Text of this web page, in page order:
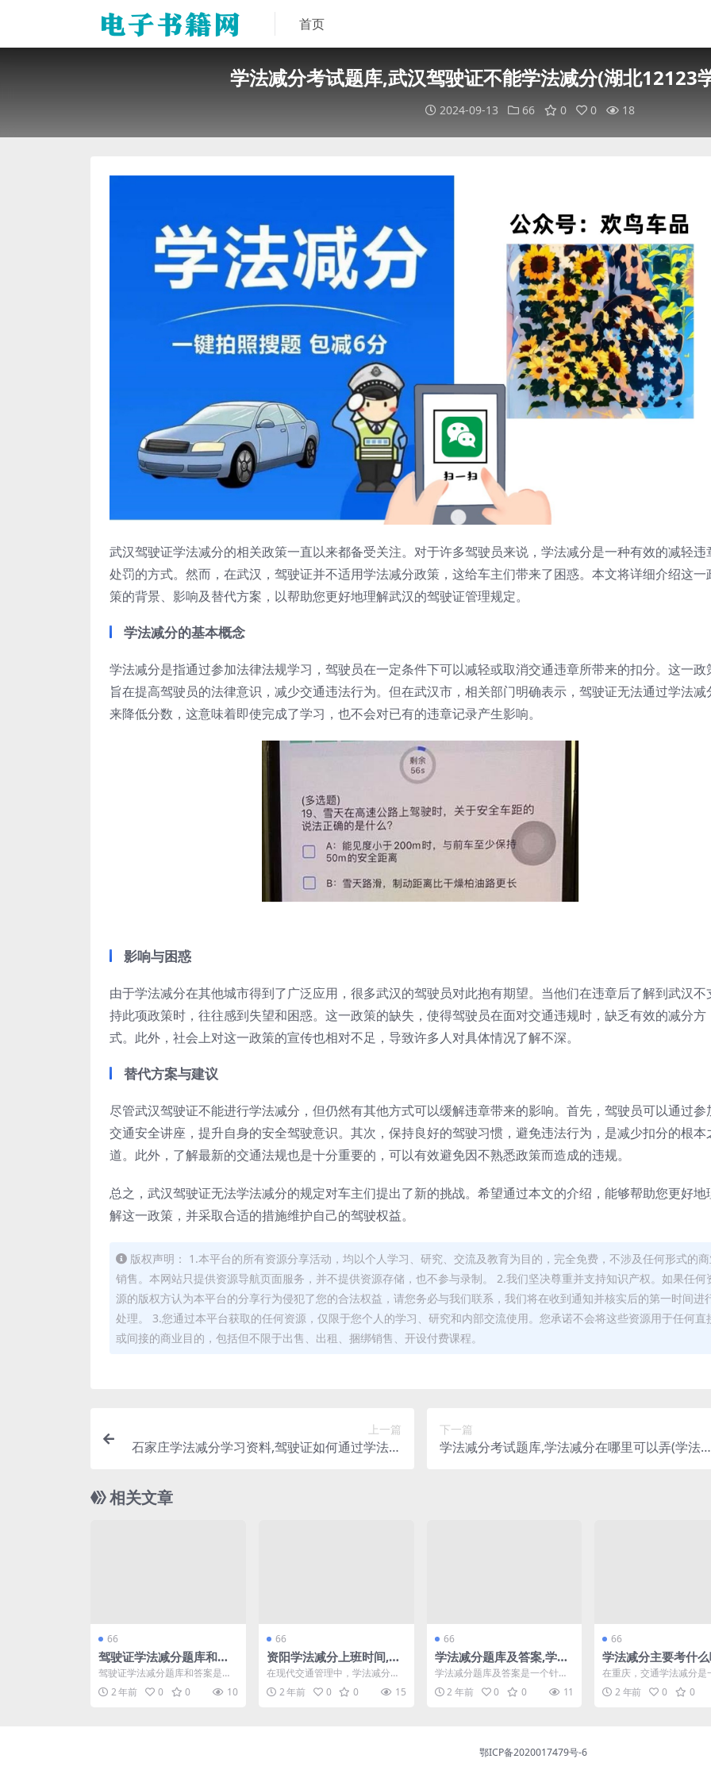
首页
学法减分考试题库,武汉驾驶证不能学法减分(湖北12123
2024-09-13 66 0 0 18
武汉驾驶证学法减分的相关政策一直以来都备受关注。对于许多驾驶员来说，学法减分是一种有效的减轻违
处罚的方式。然而，在武汉，驾驶证并不适用学法减分政策，这给车主们带来了困惑。本文将详细介绍这一
策的背景、影响及替代方案，以帮助您更好地理解武汉的驾驶证管理规定。
学法减分的基本概念
学法减分是指通过参加法律法规学习，驾驶员在一定条件下可以减轻或取消交通违章所带来的扣分。这一政
旨在提高驾驶员的法律意识，减少交通违法行为。但在武汉市，相关部门明确表示，驾驶证无法通过学法减
来降低分数，这意味着即使完成了学习，也不会对已有的违章记录产生影响。
影响与困惑
由于学法减分在其他城市得到了广泛应用，很多武汉的驾驶员对此抱有期望。当他们在违章后了解到武汉不
持此项政策时，往往感到失望和困惑。这一政策的缺失，使得驾驶员在面对交通违规时，缺乏有效的减分方
式。此外，社会上对这一政策的宣传也相对不足，导致许多人对具体情况了解不深。
替代方案与建议
尽管武汉驾驶证不能进行学法减分，但仍然有其他方式可以缓解违章带来的影响。首先，驾驶员可以通过参
交通安全讲座，提升自身的安全驾驶意识。其次，保持良好的驾驶习惯，避免违法行为，是减少扣分的根本
道。此外，了解最新的交通法规也是十分重要的，可以有效避免因不熟悉政策而造成的违规。
总之，武汉驾驶证无法学法减分的规定对车主们提出了新的挑战。希望通过本文的介绍，能够帮助您更好地
解这一政策，并采取合适的措施维护自己的驾驶权益。
版权声明： 1.本平台的所有资源分享活动，均以个人学习、研究、交流及教育为目的，完全免费，不涉及任何形式的
销售。本网站只提供资源导航页面服务，并不提供资源存储，也不参与录制。 2.我们坚决尊重并支持知识产权。如果任何
源的版权方认为本平台的分享行为侵犯了您的合法权益，请您务必与我们联系，我们将在收到通知并核实后的第一时间进
处理。 3.您通过本平台获取的任何资源，仅限于您个人的学习、研究和内部交流使用。您承诺不会将这些资源用于任何直
或间接的商业目的，包括但不限于出售、出租、捆绑销售、开设付费课程。
上一篇
石家庄学法减分学习资料,驾驶证如何通过学法减
下一篇
学法减分考试题库,学法减分在哪里可以弄(学法
相关文章
66
驾驶证学法减分题库和答
案,学法减分 取消中(驾驶
证学法减分怎么弄)
驾驶证学法减分题库和答案是帮
助驾驶员了解交通法规、提高安
全驾驶意识的重要工具。通...
2 年前 0 0 10
66
资阳学法减分上班时间,学
法减分与驾照类别相关(岳
阳学法减分)
在现代交通管理中，学法减分政
策逐渐受到重视，特别是在资阳
地区。此政策不仅能帮助驾...
2 年前 0 0 15
66
学法减分题库及答案,学法
减分题库及答案扫一扫(学
法减分题库和答案最新)
学法减分题库及答案是一个针对
交通法规学习和考试的宝贵资
源，旨在帮助驾驶员理解和掌...
2 年前 0 0 11
66
学法减分主要考什
庆交通学法减分app
在重庆，交通学法减分是
在提升驾驶员交通安全意
要措施。通过学习相关法
2 年前 0 0
鄂ICP备2020017479号-6